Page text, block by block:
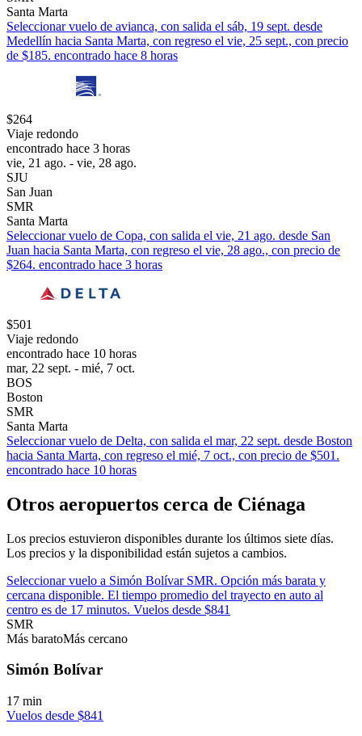
Santa Marta
Seleccionar vuelo de avianca, con salida el sáb, 19 sept. desde
Medellín hacia Santa Marta, con regreso el vie, 25 sept., con precio
de $185. encontrado hace 8 horas
$264
Viaje redondo
encontrado hace 3 horas
vie, 21 ago. - vie, 28 ago.
SJU
San Juan
SMR
Santa Marta
Seleccionar vuelo de Copa, con salida el vie, 21 ago. desde San
Juan hacia Santa Marta, con regreso el vie, 28 ago., con precio de
$264. encontrado hace 3 horas
$501
Viaje redondo
encontrado hace 10 horas
mar, 22 sept. - mié, 7 oct.
BOS
Boston
SMR
Santa Marta
Seleccionar vuelo de Delta, con salida el mar, 22 sept. desde Boston
hacia Santa Marta, con regreso el mié, 7 oct., con precio de $501.
encontrado hace 10 horas
Otros aeropuertos cerca de Ciénaga
Los precios estuvieron disponibles durante los últimos siete días.
Los precios y la disponibilidad están sujetos a cambios.
Seleccionar vuelo a Simón Bolívar SMR. Opción más barata y
cercana disponible. El tiempo promedio del trayecto en auto al
centro es de 17 minutos. Vuelos desde $841
SMR
Más baratoMás cercano
Simón Bolívar
17 min
Vuelos desde $841